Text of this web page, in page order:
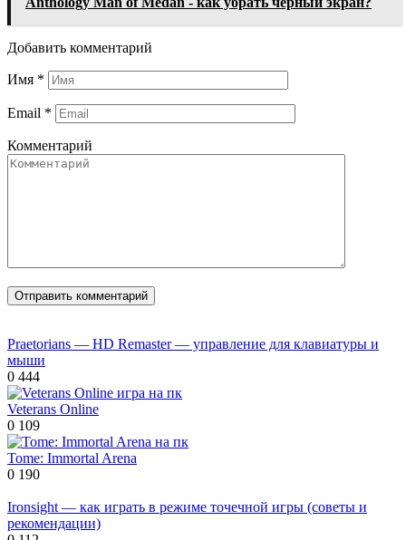
Добавить комментарий
Имя *
Email *
Комментарий
Praetorians — HD Remaster — управление для клавиатуры и
мыши
0 444
Veterans Online
0 109
Tome: Immortal Arena
0 190
Ironsight — как играть в режиме точечной игры (советы и
рекомендации)